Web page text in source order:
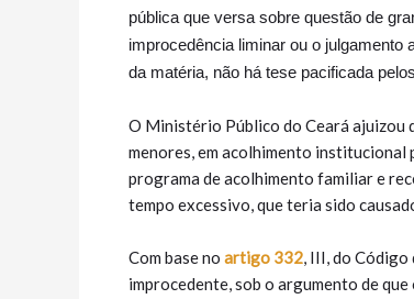
pública que versa sobre questão de
improcedência liminar ou o julgamento
da matéria, não há tese pacificada
O Ministério Público do Ceará ajuizou
menores, em acolhimento
programa de acolhimento familiar e
tempo excessivo, que teria sido
Com base no artigo 332, III, do Código
improcedente, sob o argumento de